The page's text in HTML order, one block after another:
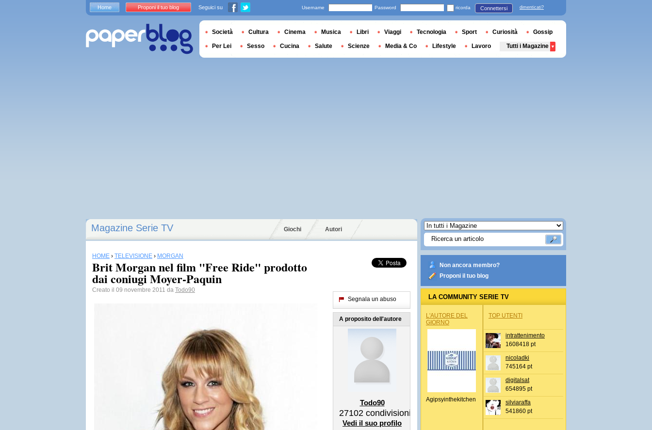
Magazine Serie TV Giochi Autori
HOME › TELEVISIONE › MORGAN
Brit Morgan nel film "Free Ride" prodotto
dai coniugi Moyer-Paquin
Creato il 09 novembre 2011 da Todo90
Segnala un abuso
A proposito dell'autore
Todo90
27102 condivisioni
Vedi il suo profilo
Non ancora membro?
Proponi il tuo blog
LA COMMUNITY SERIE TV
L'AUTORE DEL
GIORNO
Agipsyinthekitchen
TOP UTENTI
intrattenimento
1608418 pt
nicoladki
745164 pt
digitalsat
654895 pt
silviaraffa
541860 pt
Home Proponi il tuo blog Seguici su Username Password ricorda Connettersi dimenticati?
Società Cultura Cinema Musica Libri Viaggi Tecnologia Sport Curiosità Gossip
Per Lei Sesso Cucina Salute Scienze Media & Co Lifestyle Lavoro Tutti i Magazine